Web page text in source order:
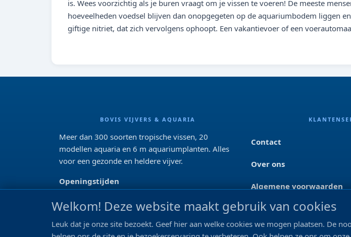
is. Wees voorzichtig als je buren vraagt ​​om je vissen te voeren! De meeste
hoeveelheden voedsel blijven dan onopgegeten op de aquariumbodem liggen
giftige nitriet, dat zich vervolgens ophoopt. Een vakantievoer of een
BOVIS VIJVERS & AQUARIA
Meer dan 300 soorten tropische vissen, 20
modellen aquaria en 6 m aquariumplanten. Alles
voor een gezonde en heldere vijver.
Openingstijden
Za: 09:00 - 17:00
REVIEWS
Contact
Over ons
Algemene voorwaarden
Privacyverklaring
Blog & tips
Welkom! Deze website maakt gebruik van cookies
Leuk dat je onze site bezoekt. Geef hier aan welke cookies we mogen plaatsen. De